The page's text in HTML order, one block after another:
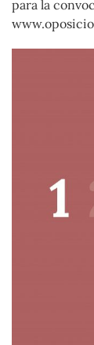
para la